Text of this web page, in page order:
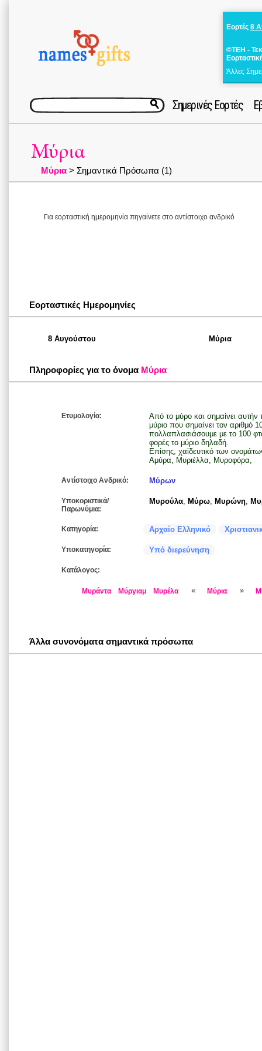
Εορτές 8
©ΤΕΗ -
Άλλες
Σημερινές Εορτές
Μύρια
Μύρια > Σημαντικά Πρόσωπα (1)
Για εορταστική ημερομηνία πηγαίνετε στο αντίστοιχο ανδρικό
Εορταστικές Ημερομηνίες
8 Αυγούστου Μύρια
Πληροφορίες για το όνομα Μύρια
Ετυμολογία:
Από το μύρο και σημαίνει
μύριο που σημαίνει τον αριθμό
πολλαπλασιάσουμε με το 100
φορές το μύριο δηλαδή.
Επίσης, χαϊδευτικό των
Αμύρα, Μυριέλλα, Μυροφόρα,
Αντίστοιχο Ανδρικό: Μύρων
Υποκοριστικά/
Παρωνύμια:
Μυρούλα, Μύρω, Μυρώνη,
Κατηγορία: Αρχαίο Ελληνικό
Υποκατηγορία: Υπό διερεύνηση
Κατάλογος:
Μυράντα Μύργιαμ Μυρέλα « Μύρια »
Άλλα συνονόματα σημαντικά πρόσωπα